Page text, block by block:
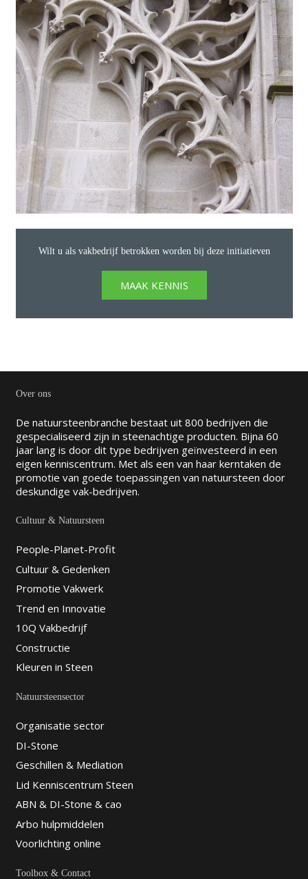
Wilt u als vakbedrijf betrokken worden bij deze initiatieven
MAAK KENNIS
Over ons
De natuursteenbranche bestaat uit 800 bedrijven die
gespecialiseerd zijn in steenachtige producten. Bijna 60
jaar lang is door dit type bedrijven geïnvesteerd in een
eigen kenniscentrum. Met als een van haar kerntaken de
promotie van goede toepassingen van natuursteen door
deskundige vak-bedrijven.
Cultuur & Natuursteen
People-Planet-Profit
Cultuur & Gedenken
Promotie Vakwerk
Trend en Innovatie
10Q Vakbedrijf
Constructie
Kleuren in Steen
Natuursteensector
Organisatie sector
DI-Stone
Geschillen & Mediation
Lid Kenniscentrum Steen
ABN & DI-Stone & cao
Arbo hulpmiddelen
Voorlichting online
Toolbox & Contact